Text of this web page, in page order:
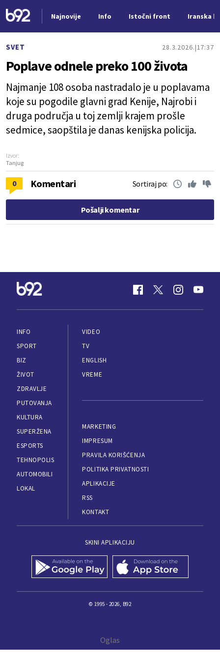
Najnovije Info Istočni front Iranska
SVET 28.3.2026. 17:37
Poplave odnele preko 100 života
Najmanje 108 osoba nastradalo je u poplavama
koje su pogodile glavni grad Kenije, Najrobi i
druga područja u toj zemlji krajem prošle
sedmice, saopštila je danas kenijska policija.
Izvor:
Tanjug
0 Komentari Sortiraj po:
Pošalji komentar
INFO
SPORT
BIZ
ŽIVOT
ZDRAVLJE
PUTOVANJA
KULTURA
SUPERŽENA
ESPORTS
TEHNOPOLIS
AUTOMOBILI
LOKAL
VIDEO
TV
ENGLISH
VREME
MARKETING
IMPRESUM
PRAVILA KORIŠĆENJA
POLITIKA PRIVATNOSTI
APLIKACIJE
RSS
KONTAKT
SKINI APLIKACIJU
© 1995 - 2026, B92